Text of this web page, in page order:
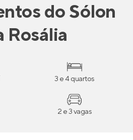
doSólon
Rosália
3 e 4 quartos
2 e 3 vagas